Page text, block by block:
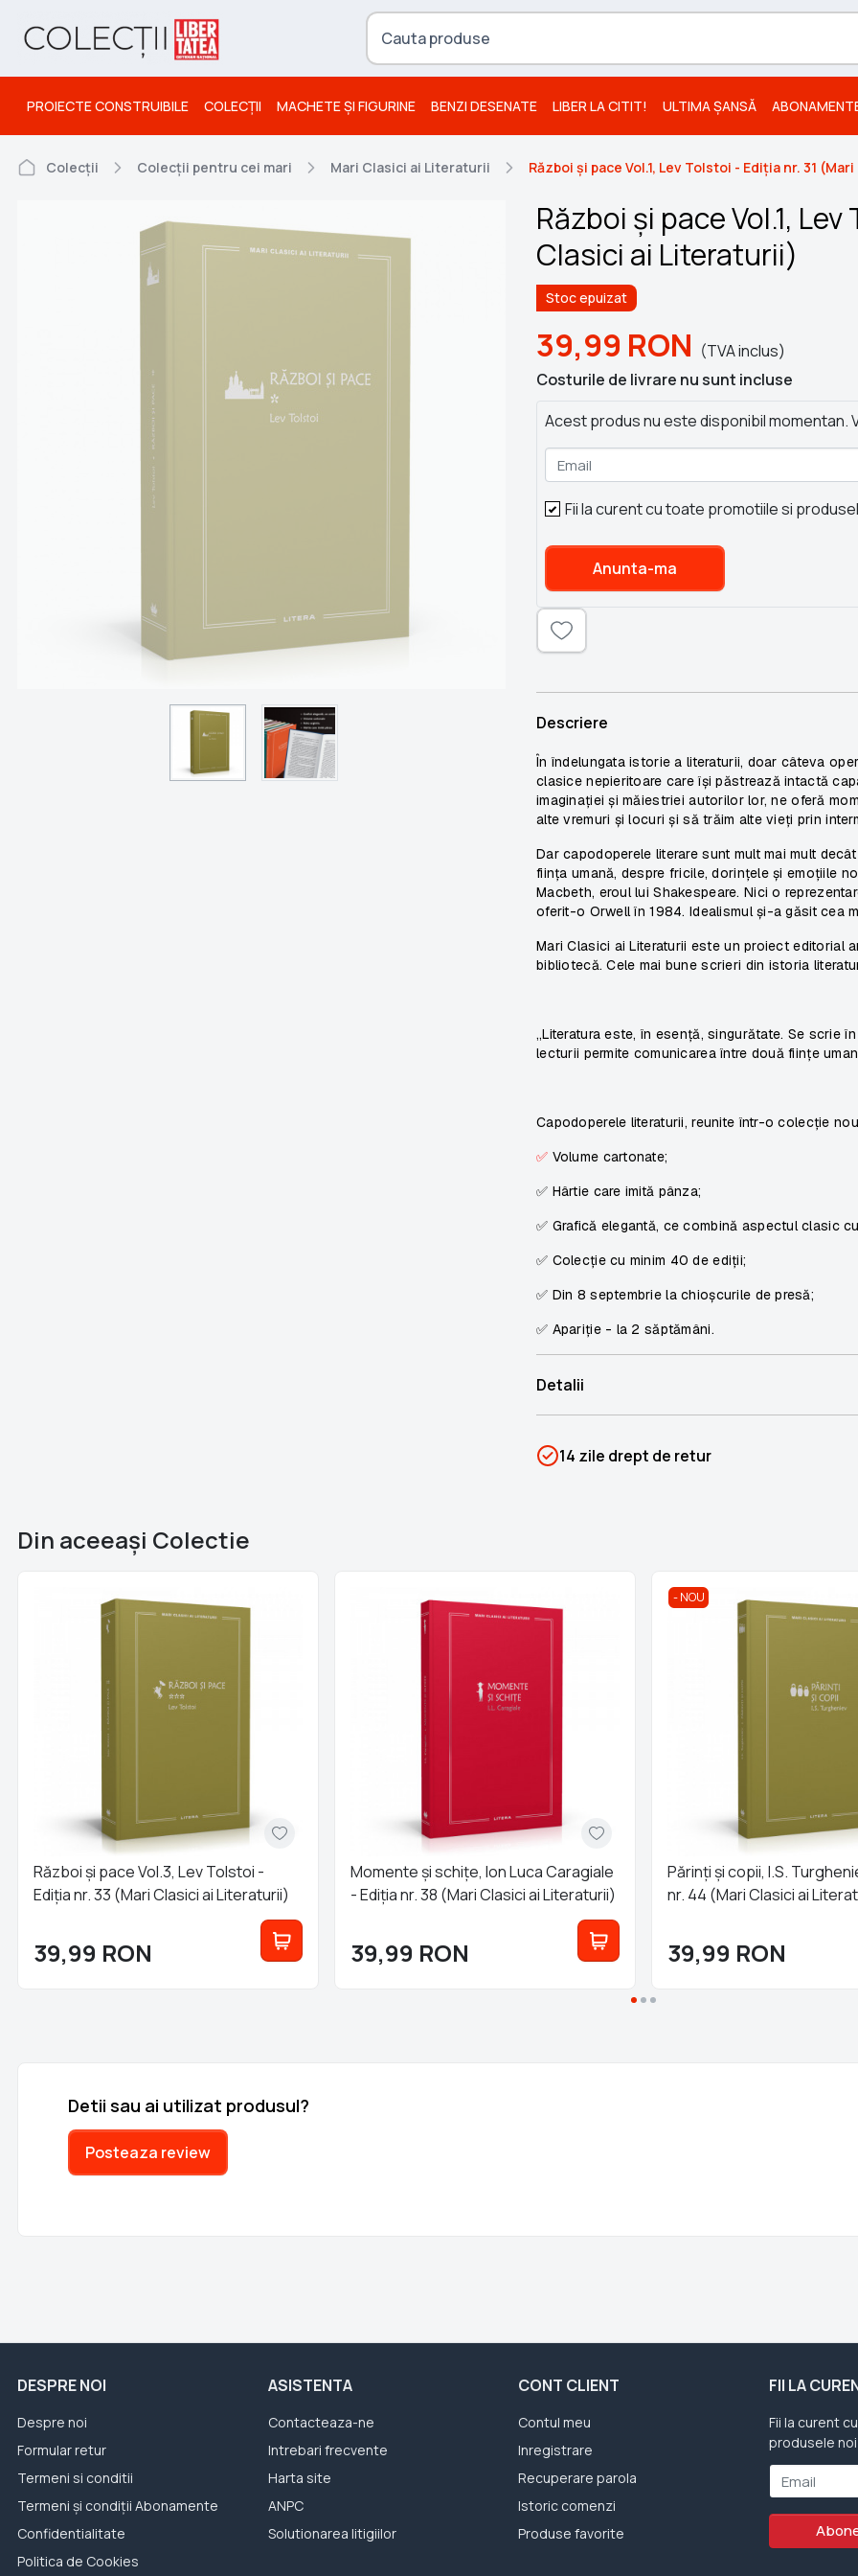
PROIECTE CONSTRUIBILE COLECȚII MACHETE ȘI FIGURINE BENZI DESENATE LIBER LA CITIT! ULTIMA ȘANSĂ
Colecții Colecții pentru cei mari Mari Clasici ai Literaturii Război și pace Vol.1, Lev Tolstoi - Ediția nr. 31
Război și pace Vol.1,
Clasici ai Literaturii)
Stoc epuizat
39,99 RON (TVA inclus)
Costurile de livrare nu sunt incluse
Acest produs nu este disponibil momentan.
Email
Fii la curent cu toate promotiile si
Anunta-ma
Descriere
În îndelungata istorie a literaturii, doar câteva
clasice nepieritoare care își păstrează intactă
imaginației și măiestriei autorilor lor, ne oferă
alte vremuri și locuri și să trăim alte vieți prin
Dar capodoperele literare sunt mult mai mult
ființa umană, despre fricile, dorințele și emoțiile
Macbeth, eroul lui Shakespeare. Nici o
oferit-o Orwell în 1984. Idealismul și-a găsit cea
Mari Clasici ai Literaturii este un proiect editorial
bibliotecă. Cele mai bune scrieri din istoria
„Literatura este, în esență, singurătate. Se scrie
lecturii permite comunicarea între două ființe
Capodoperele literaturii, reunite într-o colecție
✅ Volume cartonate;
✅ Hârtie care imită pânza;
✅ Grafică elegantă, ce combină aspectul clasic
✅ Colecție cu minim 40 de ediții;
✅ Din 8 septembrie la chioșcurile de presă;
✅ Apariție - la 2 săptămâni.
Detalii
Categorii
Mari Clasici ai Literaturii
14 zile drept de retur
Din aceeaşi Colectie
Război și pace Vol.3, Lev Tolstoi -
Ediția nr. 33 (Mari Clasici ai Literaturii)
39,99 RON
Momente și schițe, Ion Luca Caragiale
- Ediția nr. 38 (Mari Clasici ai Literaturii)
39,99 RON
NOU
Părinți și copii, I.S.
nr. 44 (Mari Clasici ai
39,99 RON
Detii sau ai utilizat produsul?
Posteaza review
DESPRE NOI
Despre noi
Formular retur
Termeni si conditii
Termeni și condiții Abonamente
Confidentialitate
Politica de Cookies
ASISTENTA
Contacteaza-ne
Intrebari frecvente
Harta site
ANPC
Solutionarea litigiilor
CONT CLIENT
Contul meu
Inregistrare
Recuperare parola
Istoric comenzi
Produse favorite
FII LA
Fii la curent
produsele
Email